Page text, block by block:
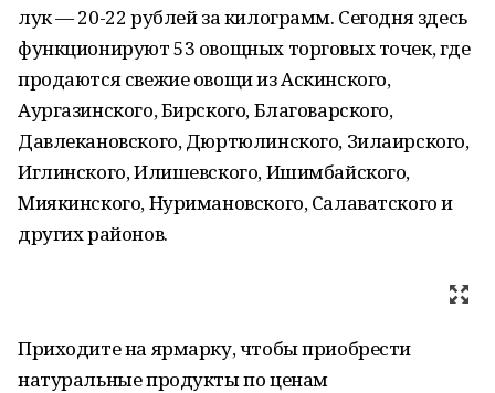
лук — 20-22 рублей за килограмм. Сегодня здесь
функционируют 53 овощных торговых точек, где
продаются свежие овощи из Аскинского,
Аургазинского, Бирского, Благоварского,
Давлекановского, Дюртюлинского, Зилаирского,
Иглинского, Илишевского, Ишимбайского,
Миякинского, Нуримановского, Салаватского и
других районов.
Приходите на ярмарку, чтобы приобрести
натуральные продукты по ценам